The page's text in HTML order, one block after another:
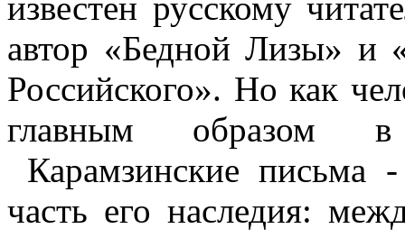
автор «Бедной Лизы» и
Российского». Но как
главным образом
Карамзинские письма
часть его наследия: